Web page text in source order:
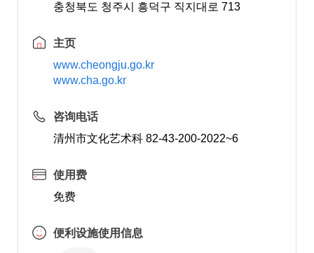
충청북도 청주시 흥덕구 직지대로 713
主页
www.cheongju.go.kr
www.cha.go.kr
咨询电话
清州市文化艺术科 82-43-200-2022~6
使用费
免费
便利设施使用信息